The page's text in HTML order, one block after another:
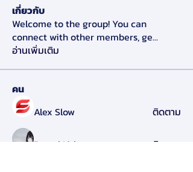
เกี่ยวกับ
Welcome to the group! You can
connect with other members, ge...
อ่านเพิ่มเติม
คน
Alex Slow
ติดตาม
Darryl Litlove
ติดตาม